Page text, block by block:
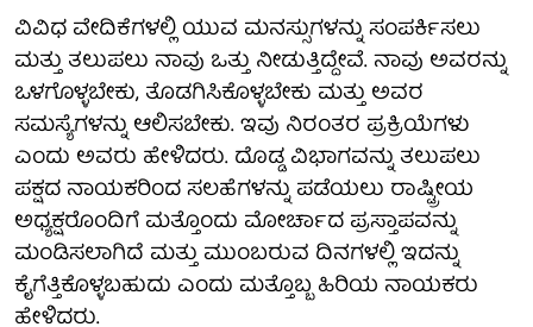
ವಿವಿಧ ವೇದಿಕೆಗಳಲ್ಲಿ ಯುವ ಮನಸ್ಸುಗಳನ್ನು ಸಂಪರ್ಕಿಸಲು
ಮತ್ತು ತಲುಪಲು ನಾವು ಒತ್ತು ನೀಡುತ್ತಿದ್ದೇವೆ. ನಾವು ಅವರನ್ನು
ಒಳಗೊಳ್ಳಬೇಕು, ತೊಡಗಿಸಿಕೊಳ್ಳಬೇಕು ಮತ್ತು ಅವರ
ಸಮಸ್ಯೆಗಳನ್ನು ಆಲಿಸಬೇಕು. ಇವು ನಿರಂತರ ಪ್ರಕ್ರಿಯೆಗಳು
ಎಂದು ಅವರು ಹೇಳಿದರು. ದೊಡ್ಡ ವಿಭಾಗವನ್ನು ತಲುಪಲು
ಪಕ್ಷದ ನಾಯಕರಿಂದ ಸಲಹೆಗಳನ್ನು ಪಡೆಯಲು ರಾಷ್ಟ್ರೀಯ
ಅಧ್ಯಕ್ಷರೊಂದಿಗೆ ಮತ್ತೊಂದು ಮೋರ್ಚಾದ ಪ್ರಸ್ತಾಪವನ್ನು
ಮಂಡಿಸಲಾಗಿದೆ ಮತ್ತು ಮುಂಬರುವ ದಿನಗಳಲ್ಲಿ ಇದನ್ನು
ಕೈಗೆತ್ತಿಕೊಳ್ಳಬಹುದು ಎಂದು ಮತ್ತೊಬ್ಬ ಹಿರಿಯ ನಾಯಕರು
ಹೇಳಿದರು.